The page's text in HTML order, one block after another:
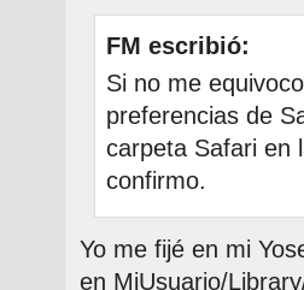
FM escribió:
Si no me
preferencias de
carpeta Safari en
confirmo.
Yo me fijé en mi
en MiUsuario/